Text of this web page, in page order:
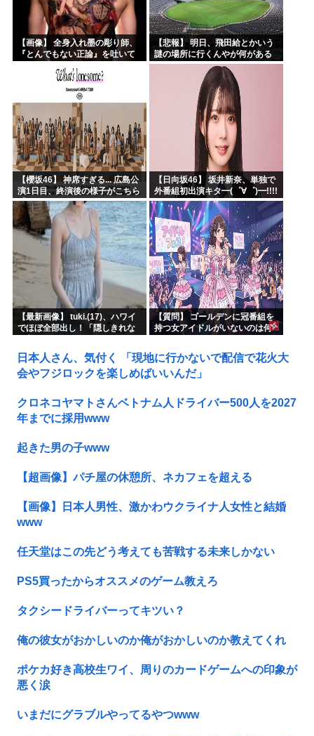
【画像】 全身入れ墨の彫り師、
『とんでもない正論』を吐いて
【悲報】 明日、飛田給とかいう
謎の場所に行くんやが何がある
んや????・・・・・・・・・
【櫻坂46】 神席すぎる... 広島公
演1日目、終演後の様子がこちら
【全国ツアー2026 What’s
lonesome?】
【日向坂46】 坂井新奈、単独で
外番組初出演キタ━(゜∀゜)━!!!!
【最新画像】 tuki.(17)、ハワイ
でほぼ全部出し！「隠しきれな
【質問】 ゴールデンに冠番組を
持つ女アイドルがいないのは何
日本人さん、気付く 「現地に行かないで配信で花火大
会やフジロックを楽しめばいいんだ」
クロネコヤマトさんベトナム人ドライバー500人を2027
年までに採用www
起きた男の子www
【超画像】パチ屋の休憩所、ネカフェを超える
【画像】日本人男性、激かわウクライナ人女性と結婚
www
任天堂はこの先どう考えても苦戦する未来しかない
PS5買ったからオススメのゲーム教えろ
タクシードライバーってキツい？
俺の彼女がおかしいのか俺がおかしいのか教えてくれ
ポケカ好き高校生ワイ、周りのカードゲームへの印象が
悪く涙
いまだにグラブルやってるやつwww